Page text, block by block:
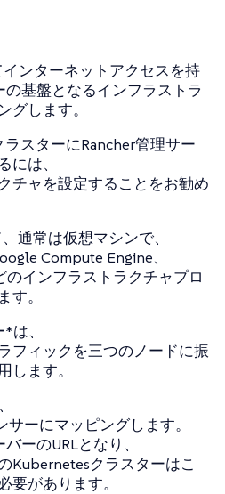
ンターネットアクセスを持
基盤となるインフラストラ
グします。
スターにRancher管理サー
には、
チャを設定することをお勧め
、通常は仮想マシンで、
Compute Engine、
のインフラストラクチャプロ
す。
は、
フィックを三つのノードに振
します。
サーにマッピングします。
ーのURLとなり、
Kubernetesクラスターはこ
要があります。